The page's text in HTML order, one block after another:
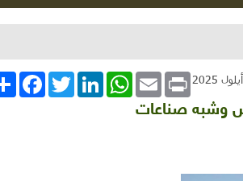
وشبه صناعات
انشر
FacebookTwitterLinkedInWhatsApp Email Print
وشبه صناعات